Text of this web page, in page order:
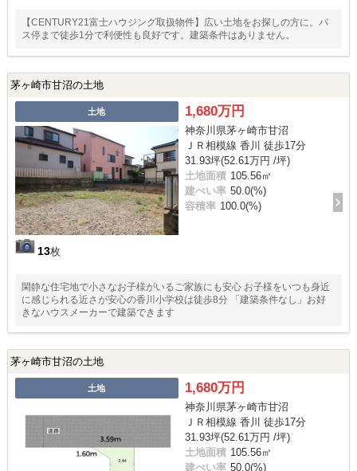
【CENTURY21富士ハウジング取扱物件】広い土地をお探しの方に。バ
ス停まで徒歩1分で利便性も良好です。建築条件はありません。
茅ヶ崎市甘沼の土地
土地
13枚
1,680万円
神奈川県茅ヶ崎市甘沼
ＪＲ相模線 香川 徒歩17分
31.93坪(52.61万円 /坪)
土地面積 105.56㎡
建ぺい率 50.0(%)
容積率 100.0(%)
閑静な住宅地で小さなお子様がいるご家族にも安心 お子様をいつも身近
に感じられる近さが安心の香川小学校は徒歩8分 「建築条件なし」お好
きなハウスメーカーで建築できます
茅ヶ崎市甘沼の土地
土地 1,680万円
神奈川県茅ヶ崎市甘沼
ＪＲ相模線 香川 徒歩17分
31.93坪(52.61万円 /坪)
土地面積 105.56㎡
建ぺい率 50.0(%)